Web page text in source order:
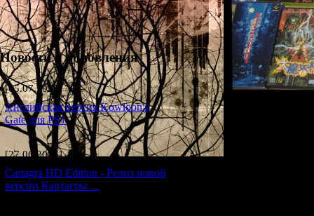
Новости и обновления
[05.07.2026] (7)
Английская версия Kowloon's
Gate для PS1
[27.06.2026] (4)
Cartagra HD Edition - Релиз новой
версии Картагры ...